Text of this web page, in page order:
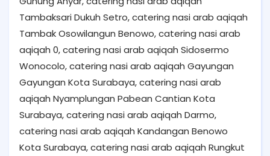
Tambaksari Dukuh Setro, catering nasi arab aqiqah
Tambak Osowilangun Benowo, catering nasi arab
aqiqah 0, catering nasi arab aqiqah Sidosermo
Wonocolo, catering nasi arab aqiqah Gayungan
Gayungan Kota Surabaya, catering nasi arab
aqiqah Nyamplungan Pabean Cantian Kota
Surabaya, catering nasi arab aqiqah Darmo,
catering nasi arab aqiqah Kandangan Benowo
Kota Surabaya, catering nasi arab aqiqah Rungkut